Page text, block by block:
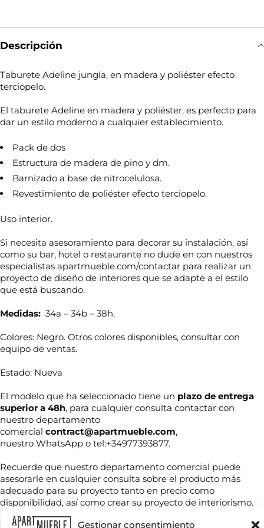
Gestionar consentimiento
Descripción
Taburete Adeline jungla, en madera y poliéster efecto
terciopelo.
El taburete Adeline en madera y poliéster, es perfecto para
dar un estilo moderno a cualquier establecimiento.
Pack de dos
Estructura de madera de pino y dm.
Barnizado a base de nitrocelulosa.
Revestimiento de poliéster efecto terciopelo.
Uso interior.
Si necesita asesoramiento para decorar su instalación, así
como su bar, hotel o restaurante no dude en con nuestros
especialistas apartmueble.com/contactar para realizar un
proyecto de diseño de interiores que se adapte a el estilo
que está buscando.
Medidas: 34a – 34b – 38h.
Colores: Negro. Otros colores disponibles, consultar con
equipo de ventas.
Estado: Nueva
El modelo que ha seleccionado tiene un plazo de entrega
superior a 48h, para cualquier consulta contactar con
nuestro departamento
comercial contract@apartmueble.com,
nuestro WhatsApp o tel:+34977393877.
Recuerde que nuestro departamento comercial puede
asesorarle en cualquier consulta sobre el producto más
adecuado para su proyecto tanto en precio como
disponibilidad, así como crear su proyecto de interiorismo.
N
o
m
r
*
*
e
l
e
c
r
T
e
l
é
o
C